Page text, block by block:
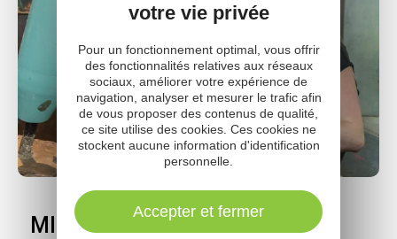
MICROPOLIS LA CITÉ DES
votre vie privée
Pour un fonctionnement optimal, vous offrir
des fonctionnalités relatives aux réseaux
sociaux, améliorer votre expérience de
navigation, analyser et mesurer le trafic afin
de vous proposer des contenus de qualité,
ce site utilise des cookies. Ces cookies ne
stockent aucune information d'identification
personnelle.
Accepter et fermer